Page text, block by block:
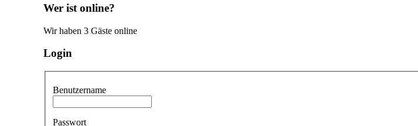
Wer ist online?
Wir haben 3 Gäste online
Login
Benutzername
Passwort